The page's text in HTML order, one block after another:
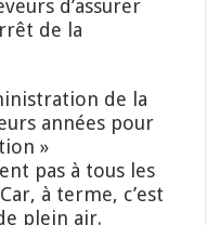
d’assurer
de la
de la
années pour
»
pas à tous les
à terme, c’est
plein air.